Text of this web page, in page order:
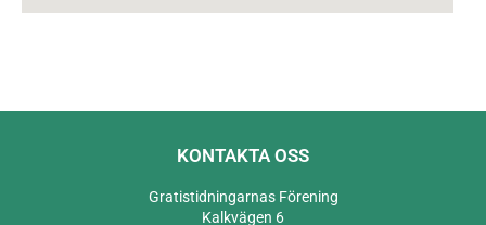
KONTAKTA OSS
Gratistidningarnas Förening
Kalkvägen 6